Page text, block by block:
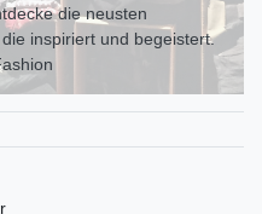
die neusten
inspiriert und begeistert.